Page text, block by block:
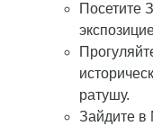
Посетите
ратушу.
Зайдите в